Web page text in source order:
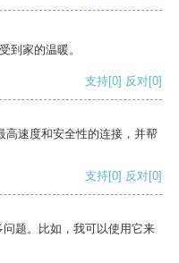
到家的温暖。
支持[0] 反对[0]
高速度和安全性的连接，并帮
支持[0] 反对[0]
题。比如，我可以使用它来